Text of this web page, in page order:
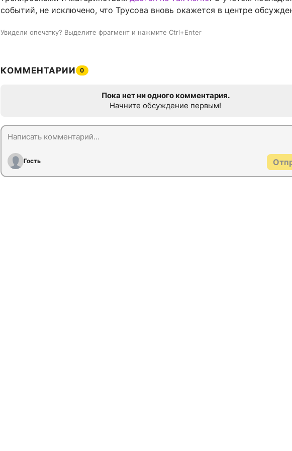
событий, не исключено, что Трусова вновь окажется в центре
Увидели опечатку? Выделите фрагмент и нажмите Ctrl+Enter
КОММЕНТАРИИ 0
Пока нет ни одного комментария.
Начните обсуждение первым!
Гость